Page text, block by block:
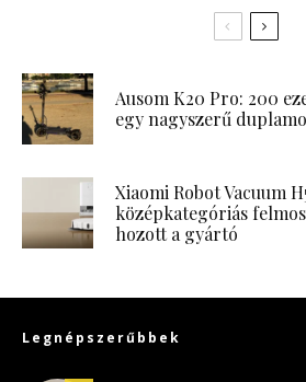
Ausom K20 Pro: 200
egy nagyszerű
Xiaomi Robot Vacuum
középkategóriás
hozott a gyártó
Legnépszerűbbek